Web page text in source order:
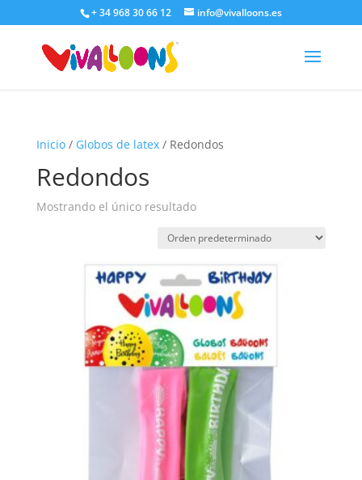
+ 34 968 30 66 12 info@vivalloons.es
Inicio/ Globos de latex/ Redondos
Redondos
Mostrando el único resultado